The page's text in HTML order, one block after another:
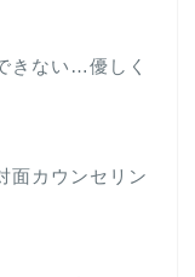
きない…優しく
面カウンセリン